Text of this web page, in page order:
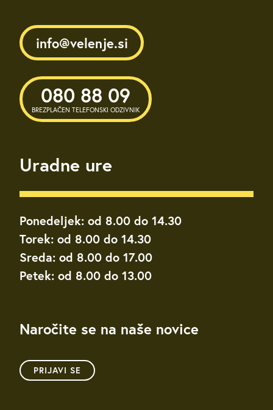
info@velenje.si
080 88 09
BREZPLAČEN TELEFONSKI ODZIVNIK
Uradne ure
Ponedeljek: od 8.00 do 14.30
Torek: od 8.00 do 14.30
Sreda: od 8.00 do 17.00
Petek: od 8.00 do 13.00
Naročite se na naše novice
PRIJAVI SE